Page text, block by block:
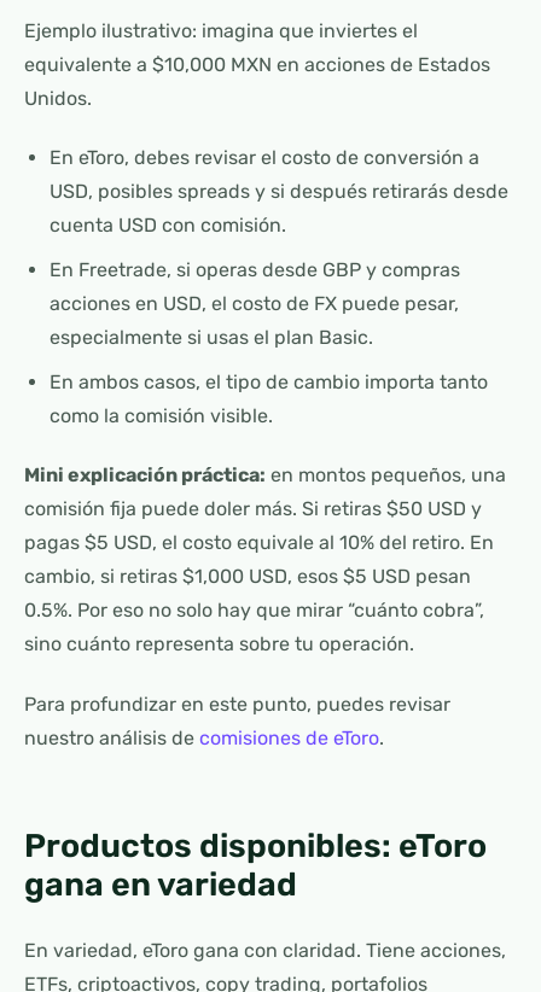
Ejemplo ilustrativo: imagina que inviertes el
equivalente a $10,000 MXN en acciones de Estados
Unidos.
En eToro, debes revisar el costo de conversión a
USD, posibles spreads y si después retirarás desde
cuenta USD con comisión.
En Freetrade, si operas desde GBP y compras
acciones en USD, el costo de FX puede pesar,
especialmente si usas el plan Basic.
En ambos casos, el tipo de cambio importa tanto
como la comisión visible.
Mini explicación práctica: en montos pequeños, una
comisión fija puede doler más. Si retiras $50 USD y
pagas $5 USD, el costo equivale al 10% del retiro. En
cambio, si retiras $1,000 USD, esos $5 USD pesan
0.5%. Por eso no solo hay que mirar “cuánto cobra”,
sino cuánto representa sobre tu operación.
Para profundizar en este punto, puedes revisar
nuestro análisis de comisiones de eToro.
Productos disponibles: eToro
gana en variedad
En variedad, eToro gana con claridad. Tiene acciones,
ETFs, criptoactivos, copy trading, portafolios